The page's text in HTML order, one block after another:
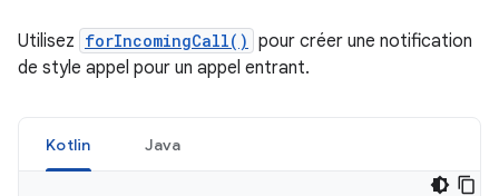
Utilisez forIncomingCall() pour créer une notification
de style appel pour un appel entrant.
Kotlin Java